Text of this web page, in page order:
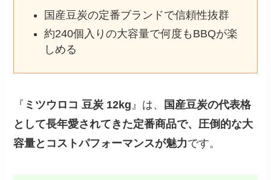
国産豆炭の定番ブランドで信頼性抜群
約240個入りの大容量で何度もBBQが楽
しめる
『 ミツウロコ 豆炭 12kg』は、
国産豆炭の代表格
として長年愛されてきた定番商品で、圧倒的な大
容量とコストパフォーマンスが魅力です。